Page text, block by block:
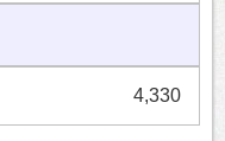
4,330